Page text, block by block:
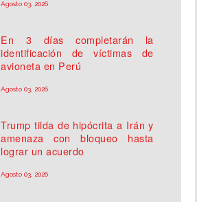
Agosto 03, 2026
En 3 días completarán la
identificación de víctimas de
avioneta en Perú
Agosto 03, 2026
Trump tilda de hipócrita a Irán y
amenaza con bloqueo hasta
lograr un acuerdo
Agosto 03, 2026